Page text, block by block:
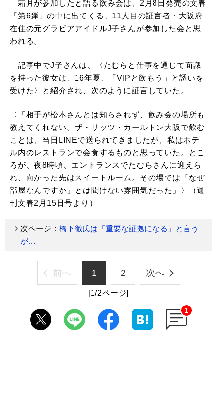
霜月が参加したと語る飲み会は、2月8日発売の文春
「第6弾」の中に出てくる、11人目の証言者・大阪府
在住の元グラビアアイドルJ子さんが参加した会と思
われる。
記事中でJ子さんは、〈たむらと仕事を通じて面識
を持った彼女は、16年夏、「VIPと飲もう」と誘いを
受けた〉と紹介され、次のように証言していた。
〈「相手が松本さんとは知らされず、飲み会の場所も
教えてくれない。ザ・リッツ・カールトン大阪で飲む
ことは、当日LINEで送られてきましたが、私はホテ
ル内のレストランで会食するものと思っていた。とこ
ろが、夜8時頃、エントランスでたむらさんに迎えら
れ、向かった先はスイートルーム。その場では『なぜ
部屋なんですか』とは聞けない雰囲気だった」〉（週
刊文春2月15日号より）
次ページ： 橋下徹氏は「重要な証拠になる」と言う
が…
前へ 1 2 次へ
[1/2ページ]
1